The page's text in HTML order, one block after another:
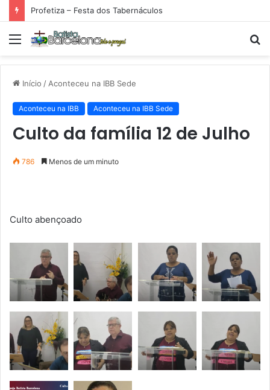
Profetiza – Festa dos Tabernáculos
Menu
Início / Aconteceu na IBB Sede
Aconteceu na IBB Aconteceu na IBB Sede
Culto da família 12 de Julho
786 Menos de um minuto
Culto abençoado